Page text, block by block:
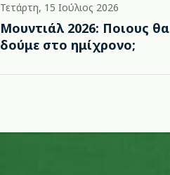
Τετάρτη, 15 Ιούλιος 2026
Μουντιάλ 2026: Ποιους θα
δούμε στο ημίχρονο;